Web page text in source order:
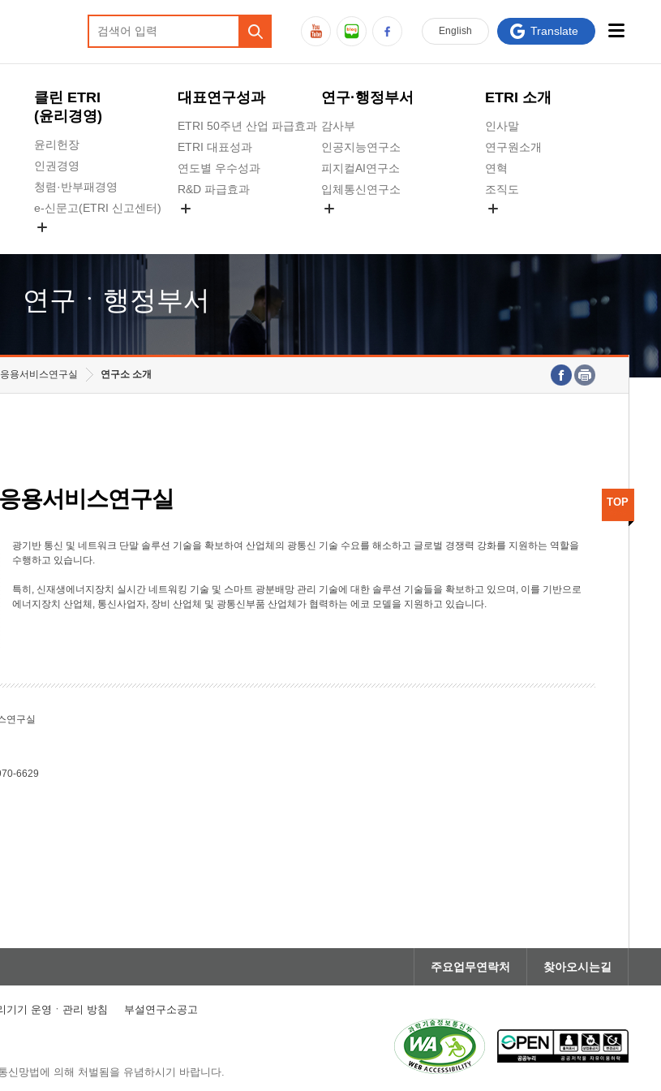
클린 ETRI
(윤리경영)
윤리헌장
인권경영
청렴·반부패경영
e-신문고(ETRI 신고센터)
고객의소리
수의계약 현황
대표연구성과
ETRI 50주년 산업 파급효과
ETRI 대표성과
연도별 우수성과
R&D 파급효과
연구·행정부서
감사부
인공지능연구소
피지컬AI연구소
입체통신연구소
호남권연구본부
기획본부
ETRI 소개
인사말
연구원소개
연혁
조직도
연구원 고객헌장
주요업무연락처
English Translate
연구ㆍ행정부서
용서비스연구실 연구소 소개
용서비스연구실
광기반 통신 및 네트워크 단말 솔루션 기술을 확보하여 산업체의 광통신 기술 수요를 해소하고 글로벌 경쟁력 강화를 지원하는 역할을
수행하고 있습니다.
특히, 신재생에너지장치 실시간 네트워킹 기술 및 스마트 광분배망 관리 기술에 대한 솔루션 기술들을 확보하고 있으며, 이를 기반으로
에너지장치 산업체, 통신사업자, 장비 산업체 및 광통신부품 산업체가 협력하는 에코 모델을 지원하고 있습니다.
연구실
6629
TOP
주요업무연락처 찾아오시는길
기기 운영ㆍ관리 방침 부설연구소공고
신망법에 의해 처벌됨을 유념하시기 바랍니다.